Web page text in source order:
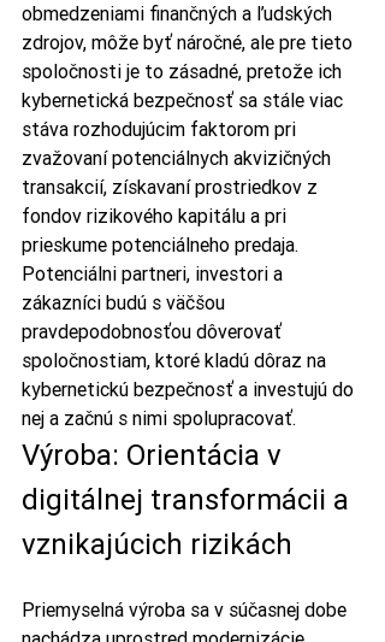
obmedzeniami finančných a ľudských
zdrojov, môže byť náročné, ale pre tieto
spoločnosti je to zásadné, pretože ich
kybernetická bezpečnosť sa stále viac
stáva rozhodujúcim faktorom pri
zvažovaní potenciálnych akvizičných
transakcií, získavaní prostriedkov z
fondov rizikového kapitálu a pri
prieskume potenciálneho predaja.
Potenciálni partneri, investori a
zákazníci budú s väčšou
pravdepodobnosťou dôverovať
spoločnostiam, ktoré kladú dôraz na
kybernetickú bezpečnosť a investujú do
nej a začnú s nimi spolupracovať.
Výroba: Orientácia v
digitálnej transformácii a
vznikajúcich rizikách
Priemyselná výroba sa v súčasnej dobe